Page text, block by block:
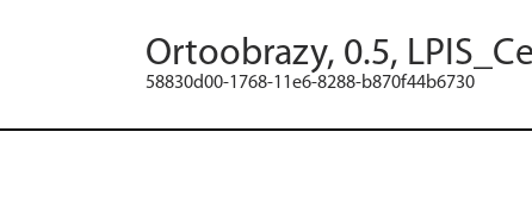
Ortoobrazy, 0.5,
58830d00-1768-11e6-8288-b870f44b6730